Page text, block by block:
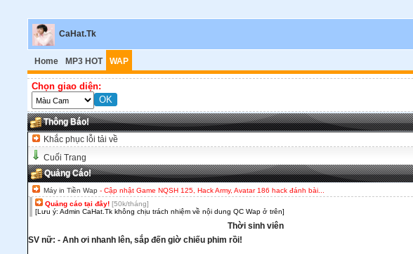
CaHat.Tk
Home MP3 HOT WAP
Chọn giao diện:
Thông Báo!
Khắc phục lỗi tải về
Cuối Trang
Quảng Cáo!
Máy in Tiền Wap - Cập nhật Game NQSH 125, Hack Army, Avatar 186 hack đánh bài...
Quảng cáo tại đây! [50k/tháng]
[Lưu ý: Admin CaHat.Tk không chịu trách nhiệm về nội dung QC Wap ở trên]
Thời sinh viên
SV nữ: - Anh ơi nhanh lên, sắp đến giờ chiếu phim rồi!